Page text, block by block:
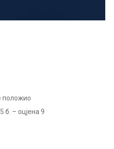
положио
б. – оцјена 9